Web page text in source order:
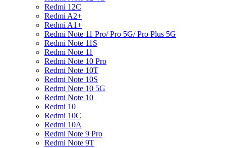
Redmi 12C
Redmi A2+
Redmi A1+
Redmi Note 11 Pro/ Pro 5G/ Pro Plus 5G
Redmi Note 11S
Redmi Note 11
Redmi Note 10 Pro
Redmi Note 10T
Redmi Note 10S
Redmi Note 10 5G
Redmi Note 10
Redmi 10
Redmi 10C
Redmi 10A
Redmi Note 9 Pro
Redmi Note 9T